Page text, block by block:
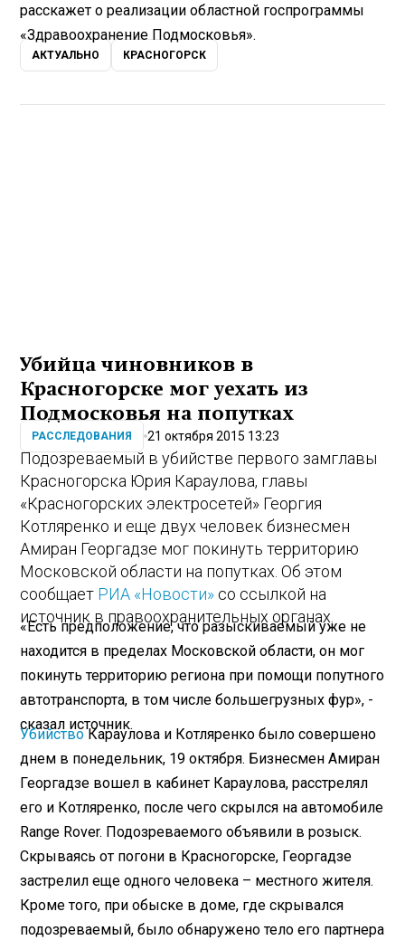
расскажет о реализации областной госпрограммы
«Здравоохранение Подмосковья».
АКТУАЛЬНО КРАСНОГОРСК
Убийца чиновников в
Красногорске мог уехать из
Подмосковья на попутках
РАССЛЕДОВАНИЯ 21 октября 2015 13:23
Подозреваемый в убийстве первого замглавы
Красногорска Юрия Караулова, главы
«Красногорских электросетей» Георгия
Котляренко и еще двух человек бизнесмен
Амиран Георгадзе мог покинуть территорию
Московской области на попутках. Об этом
сообщает РИА «Новости» со ссылкой на
источник в правоохранительных органах.
«Есть предположение, что разыскиваемый уже не
находится в пределах Московской области, он мог
покинуть территорию региона при помощи попутного
автотранспорта, в том числе большегрузных фур», -
сказал источник.
УбийствоКараулова и Котляренко было совершено
днем в понедельник, 19 октября. Бизнесмен Амиран
Георгадзе вошел в кабинет Караулова, расстрелял
его и Котляренко, после чего скрылся на автомобиле
Range Rover. Подозреваемого объявили в розыск.
Скрываясь от погони в Красногорске, Георгадзе
застрелил еще одного человека – местного жителя.
Кроме того, при обыске в доме, где скрывался
подозреваемый, было обнаружено тело его партнера